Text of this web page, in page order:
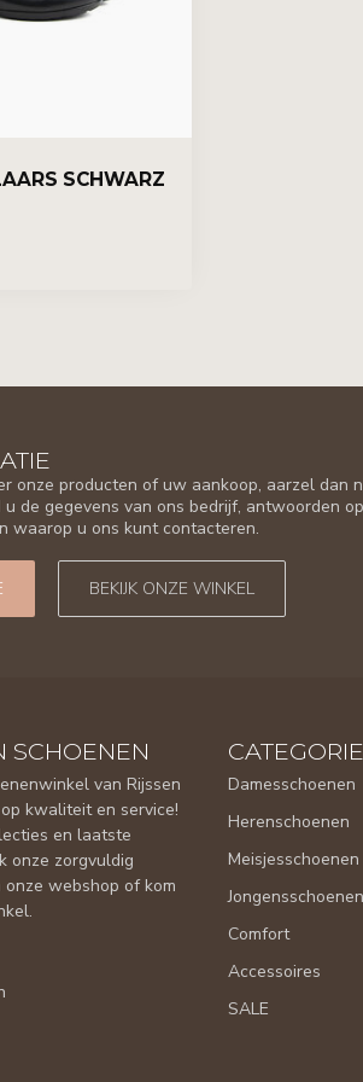
SCHWARZ
onze producten of uw aankoop, aarzel dan
u de gegevens van ons bedrijf, antwoorden
waarop u ons kunt contacteren.
BEKIJK ONZE WINKEL
SCHOENEN
van Rijssen
kwaliteit en service!
en laatste
onze zorgvuldig
webshop of kom
Damesschoenen
Herenschoenen
Meisjesschoenen
Jongensschoenen
Comfort
Accessoires
SALE